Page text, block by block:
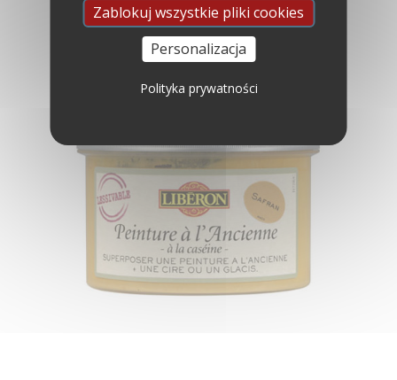
Zablokuj wszystkie pliki cookies
Personalizacja
Polityka prywatności